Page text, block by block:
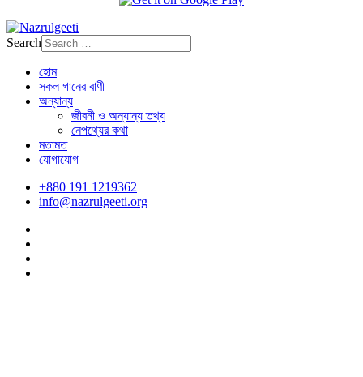
Search
হোম
সকল গানের বাণী
অন্যান্য
জীবনী ও অন্যান্য তথ্য
নেপথ্যের কথা
মতামত
যোগাযোগ
+880 191 1219362
info@nazrulgeeti.org